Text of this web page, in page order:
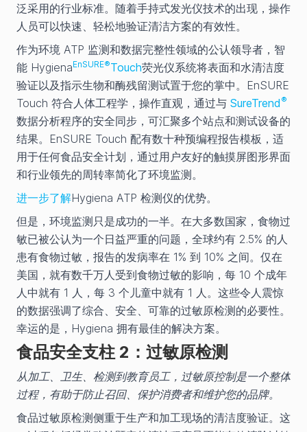
泛采用的行业标准。随着手持式发光仪技术的出现，操作
人员可以快速、轻松地验证清洁方案的有效性。
作为环境 ATP 监测和数据完整性领域的公认领导者，智
能 HygienaEnSURE®Touch荧光仪系统将表面和水清洁度
验证以及指示生物和酶残留测试置于您的掌中。EnSURE
Touch 符合人体工程学，操作直观，通过与 SureTrend ®
数据分析程序的安全同步，可汇聚多个站点和测试设备的
结果。EnSURE Touch 配有数十种预编程报告模板，适
用于任何食品安全计划，通过用户友好的触摸屏图形界面
和行业领先的周转率简化了环境监测。
进一步了解Hygiena ATP 检测仪的优势。
但是，环境监测只是成功的一半。在大多数国家，食物过
敏已被公认为一个日益严重的问题，全球约有 2.5% 的人
患有食物过敏，报告的发病率在 1% 到 10% 之间。仅在
美国，就有数千万人受到食物过敏的影响，每 10 个成年
人中就有 1 人，每 3 个儿童中就有 1 人。这些令人震惊
的数据强调了综合、安全、可靠的过敏原检测的必要性。
幸运的是，Hygiena 拥有最佳的解决方案。
食品安全支柱 2：过敏原检测
从加工、卫生、检测到教育员工，过敏原控制是一个整体
过程，有助于防止召回、保护消费者和维护您的品牌。
食品过敏原检测侧重于生产和加工现场的清洁度验证。这